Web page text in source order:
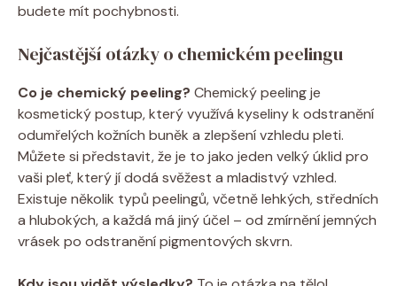
budete mít pochybnosti.
Nejčastější otázky o chemickém peelingu
Co je chemický peeling? Chemický peeling je
kosmetický postup, který využívá kyseliny k odstranění
odumřelých kožních buněk a zlepšení vzhledu pleti.
Můžete si představit, že je to jako jeden velký úklid pro
vaši pleť, který jí dodá svěžest a mladistvý vzhled.
Existuje několik typů peelingů, včetně lehkých, středních
a hlubokých, a každá má jiný účel – od zmírnění jemných
vrásek po odstranění pigmentových skvrn.